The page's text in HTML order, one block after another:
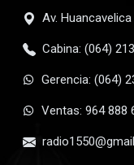
Av.
Cabina: (064)
Gerencia: (064)
Ventas: 964 888